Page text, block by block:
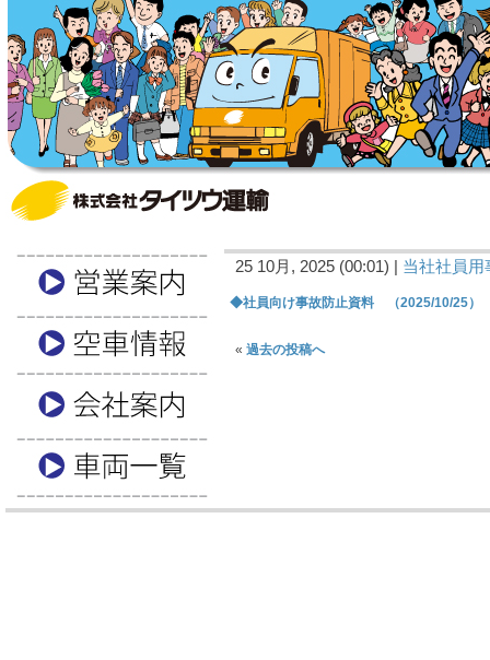
25 10月, 2025 (00:01) | 当社社員用
◆社員向け事故防止資料 （2025/10/25）
« 過去の投稿へ